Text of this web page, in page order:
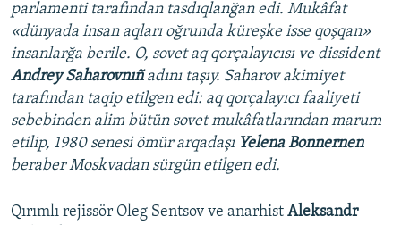
parlamenti tarafından tasdıqlanğan edi. Mukâfat
«dünyada insan aqları oğrunda küreşke isse qoşqan»
insanlarğa berile. O, sovet aq qorçalayıcısı ve dissident
Andrey Saharovnıñadını taşıy. Saharov akimiyet
tarafından taqip etilgen edi: aq qorçalayıcı faaliyeti
sebebinden alim bütün sovet mukâfatlarından marum
etilip, 1980 senesi ömür arqadaşı Yelena Bonnernen
beraber Moskvadan sürgün etilgen edi.
Qırımlı rejissör Oleg Sentsov ve anarhist Aleksandr